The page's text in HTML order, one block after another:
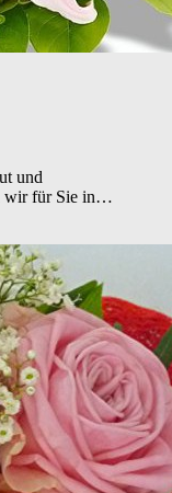
und
wir für Sie in…